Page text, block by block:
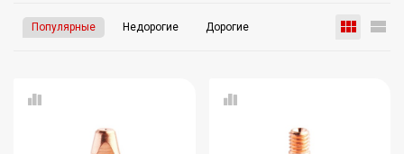
Популярные Недорогие Дорогие